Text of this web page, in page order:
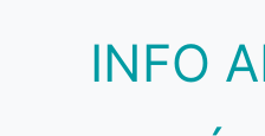
INFO